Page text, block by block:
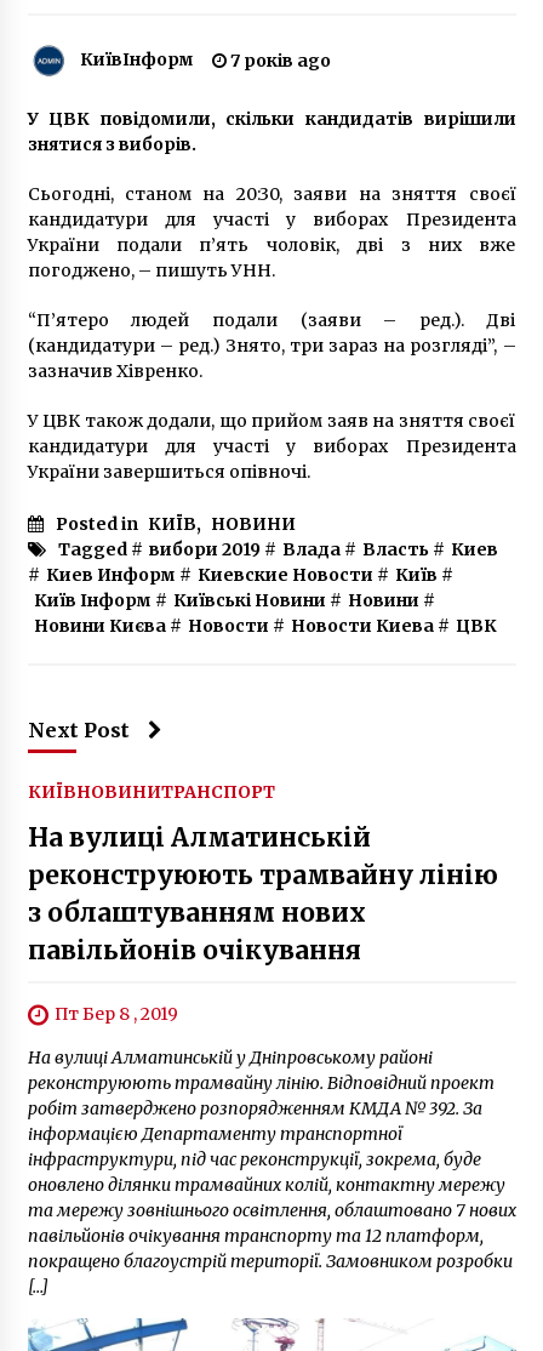
6 років ago
«Друга ріка» стане хедлайнером святкового
7 років ago
6 років ago
російськомовних пісень
6 років ago
вимогу вимкнути російську музику
7 років ago
У разі локдауну доступ до ялинки на
Софіївській площі можуть обмежити
6 років ago
КиївІнформ 7 років ago
У ЦВК повідомили, скільки кандидатів вирішили
знятися з виборів.
Сьогодні, станом на 20:30, заяви на зняття своєї
кандидатури для участі у виборах Президента
України подали п’ять чоловік, дві з них вже
погоджено, – пишуть УНН.
“П’ятеро людей подали (заяви – ред.). Дві
(кандидатури – ред.) Знято, три зараз на розгляді”, –
зазначив Хівренко.
У ЦВК також додали, що прийом заяв на зняття своєї
кандидатури для участі у виборах Президента
України завершиться опівночі.
Posted in КИЇВ, НОВИНИ
Tagged # вибори 2019# Влада# Власть# Киев
# Киев Информ # Киевские Новости # Київ #
Київ Інформ # Київські Новини # Новини #
Новини Києва# Новости # Новости Киева# ЦВК
Next Post
КИЇВНОВИНИТРАНСПОРТ
На вулиці Алматинській
реконструюють трамвайну лінію
з облаштуванням нових
павільйонів очікування
Пт Бер 8 , 2019
На вулиці Алматинській у Дніпровському районі
реконструюють трамвайну лінію. Відповідний проект
робіт затверджено розпорядженням КМДА № 392. За
інформацією Департаменту транспортної
інфраструктури, під час реконструкції, зокрема, буде
оновлено ділянки трамвайних колій, контактну мережу
та мережу зовнішнього освітлення, облаштовано 7 нових
павільйонів очікування транспорту та 12 платформ,
покращено благоустрій території. Замовником розробки
[…]